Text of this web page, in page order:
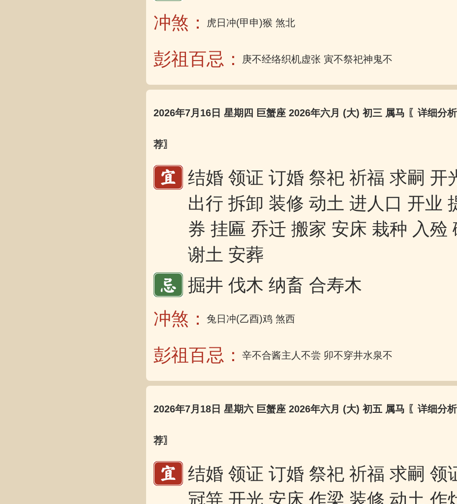
冲煞：
虎日冲(甲申)猴 煞北
彭祖百忌： 庚不经络织机虚张 寅不祭祀神鬼不尝
2026年7月16日 星期四 巨蟹座 2026年六月 (大) 初三 属马 〖详细分
荐〗
结婚 领证 订婚 祭祀 祈福 求嗣 开
出行 拆卸 装修 动土 进人口 开业
券 挂匾 乔迁 搬家 安床 栽种 入殓
谢土 安葬
掘井 伐木 纳畜 合寿木
冲煞：
兔日冲(乙酉)鸡 煞西
彭祖百忌： 辛不合酱主人不尝 卯不穿井水泉不香
2026年7月18日 星期六 巨蟹座 2026年六月 (大) 初五 属马 〖详细分
荐〗
结婚 领证 订婚 祭祀 祈福 求嗣 领
冠笄 开光 安床 作梁 装修 动土 作